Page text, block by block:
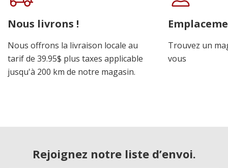
personnalisé
Nous livrons !
Nous offrons la livraison locale au
tarif de 39.95$ plus taxes applicable
jusqu'à 200 km de notre magasin.
Trouvez un
vous
Rejoignez notre liste d’envoi.